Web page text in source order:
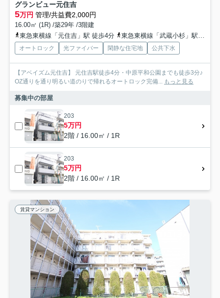
グランビュー元住吉
5万円 管理/共益費2,000円
16.00㎡ (1R) /築29年 /3階建
東急東横線「元住吉」駅 徒歩4分
東急東横線「武蔵小杉」駅 徒歩17分
オートロック 光ファイバー 閑静な住宅地 公共下水
【アベイズム元住吉】 元住吉駅徒歩4分・中原平和公園までも徒歩3分♪
OZ通りを通り明るい道のりで帰れるオートロック完備... もっと見る
募集中の部屋
203
5万円
2階 / 16.00㎡ / 1R
203
5万円
2階 / 16.00㎡ / 1R
賃貸マンション